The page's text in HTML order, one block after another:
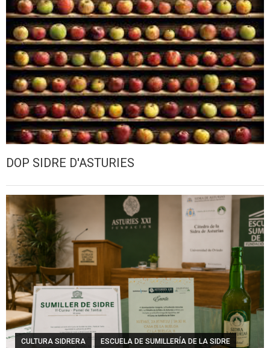
DOP SIDRE D'ASTURIES
CULTURA SIDRERA ESCUELA DE SUMILLERÍA DE LA SIDRE